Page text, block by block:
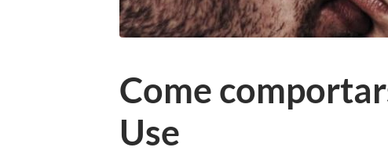
Come
Use